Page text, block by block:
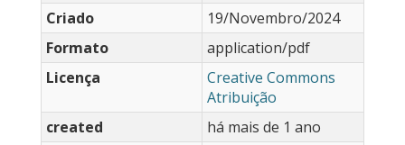
Criado
19/Novembro/2024
Formato
application/pdf
Licença
Creative Commons
Atribuição
created
há mais de 1 ano